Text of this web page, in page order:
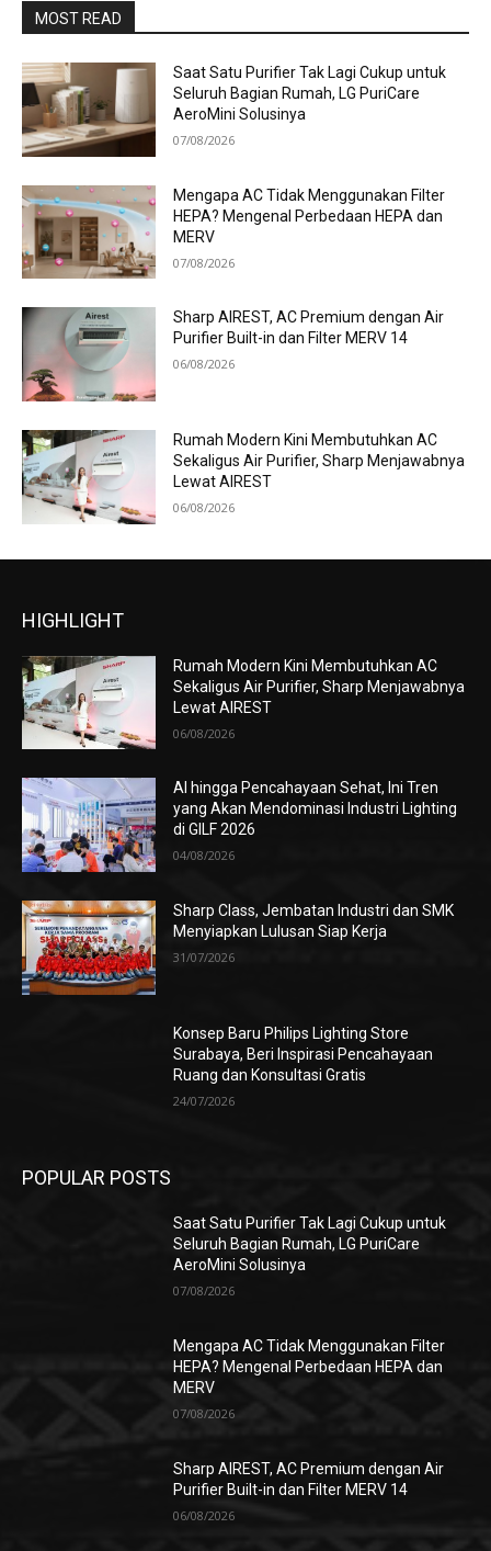
MOST READ
Saat Satu Purifier Tak Lagi Cukup untuk
Seluruh Bagian Rumah, LG PuriCare
AeroMini Solusinya
07/08/2026
Mengapa AC Tidak Menggunakan Filter
HEPA? Mengenal Perbedaan HEPA dan
MERV
07/08/2026
Sharp AIREST, AC Premium dengan Air
Purifier Built-in dan Filter MERV 14
06/08/2026
Rumah Modern Kini Membutuhkan AC
Sekaligus Air Purifier, Sharp Menjawabnya
Lewat AIREST
06/08/2026
HIGHLIGHT
Rumah Modern Kini Membutuhkan AC
Sekaligus Air Purifier, Sharp Menjawabnya
Lewat AIREST
06/08/2026
AI hingga Pencahayaan Sehat, Ini Tren
yang Akan Mendominasi Industri Lighting
di GILF 2026
04/08/2026
Sharp Class, Jembatan Industri dan SMK
Menyiapkan Lulusan Siap Kerja
31/07/2026
Konsep Baru Philips Lighting Store
Surabaya, Beri Inspirasi Pencahayaan
Ruang dan Konsultasi Gratis
24/07/2026
POPULAR POSTS
Saat Satu Purifier Tak Lagi Cukup untuk
Seluruh Bagian Rumah, LG PuriCare
AeroMini Solusinya
07/08/2026
Mengapa AC Tidak Menggunakan Filter
HEPA? Mengenal Perbedaan HEPA dan
MERV
07/08/2026
Sharp AIREST, AC Premium dengan Air
Purifier Built-in dan Filter MERV 14
06/08/2026